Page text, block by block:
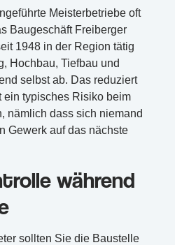
Meisterbetriebe oft
Baugeschäft Freiberger
1948 in der Region tätig
Hochbau, Tiefbau und
selbst ab. Das reduziert
ein typisches Risiko beim
nämlich dass sich niemand
Gewerk auf das nächste
während
sollten Sie die Baustelle